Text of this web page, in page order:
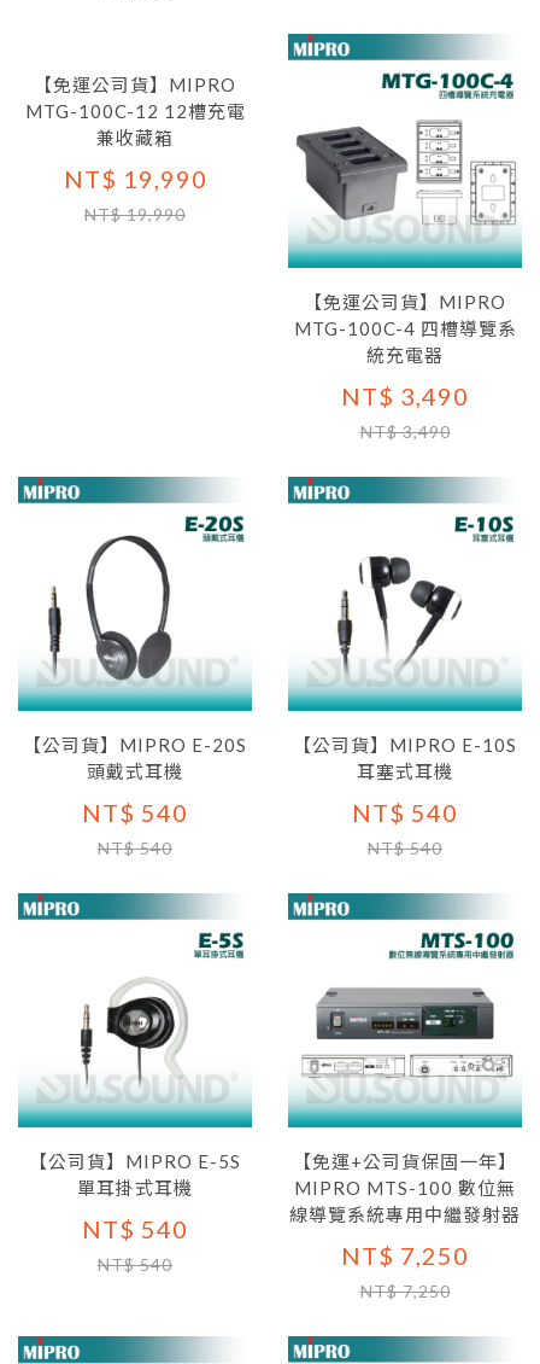
【免運公司貨】MIPRO
MTG-100C-12 12槽充電
兼收藏箱
NT$ 19,990
NT$ 19,990
【免運公司貨】MIPRO
MTG-100C-4 四槽導覽系
統充電器
NT$ 3,490
NT$ 3,490
【公司貨】MIPRO E-20S
頭戴式耳機
NT$ 540
NT$ 540
【公司貨】MIPRO E-10S
耳塞式耳機
NT$ 540
NT$ 540
【公司貨】MIPRO E-5S
單耳掛式耳機
NT$ 540
NT$ 540
【免運+公司貨保固一年】
MIPRO MTS-100 數位無
線導覽系統專用中繼發射器
NT$ 7,250
NT$ 7,250